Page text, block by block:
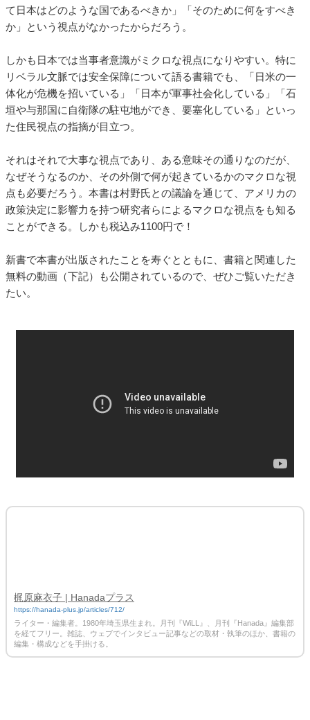
て日本はどのような国であるべきか」「そのために何をすべき
か」という視点がなかったからだろう。
しかも日本では当事者意識がミクロな視点になりやすい。特に
リベラル文脈では安全保障について語る書籍でも、「日米の一
体化が危機を招いている」「日本が軍事社会化している」「石
垣や与那国に自衛隊の駐屯地ができ、要塞化している」といっ
た住民視点の指摘が目立つ。
それはそれで大事な視点であり、ある意味その通りなのだが、
なぜそうなるのか、その外側で何が起きているかのマクロな視
点も必要だろう。本書は村野氏との議論を通じて、アメリカの
政策決定に影響力を持つ研究者らによるマクロな視点をも知る
ことができる。しかも税込み1100円で！
新書で本書が出版されたことを寿ぐとともに、書籍と関連した
無料の動画（下記）も公開されているので、ぜひご覧いただき
たい。
梶原麻衣子 | Hanadaプラス
https://hanada-plus.jp/articles/712/
ライター・編集者。1980年埼玉県生まれ。月刊『WiLL』、月刊『Hanada』編集部
を経てフリー。雑誌、ウェブでインタビュー記事などの取材・執筆のほか、書籍の
編集・構成などを手掛ける。